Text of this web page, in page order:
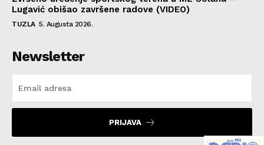
Lugavić obišao završene radove (VIDEO)
TUZLA 5. Augusta 2026.
Newsletter
PRIJAVA